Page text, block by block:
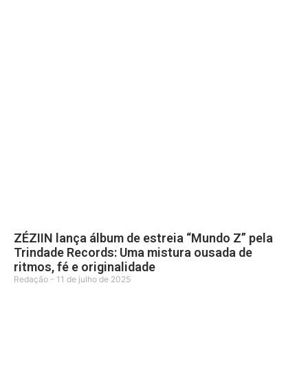
ZÉZIIN lança álbum de estreia “Mundo Z” pela
Trindade Records: Uma mistura ousada de
ritmos, fé e originalidade
Redação 11 de julho de 2025